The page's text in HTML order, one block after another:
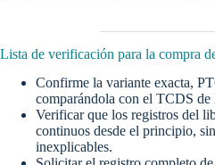
Lista de verificación para la compra
Confirme la variante exacta,
comparándola con el TCDS de
Verificar que los registros del
continuos desde el principio,
inexplicables.